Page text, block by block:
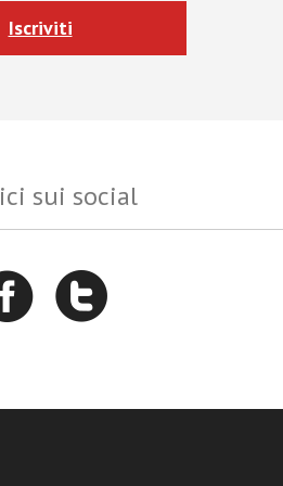
Iscriviti
sui social